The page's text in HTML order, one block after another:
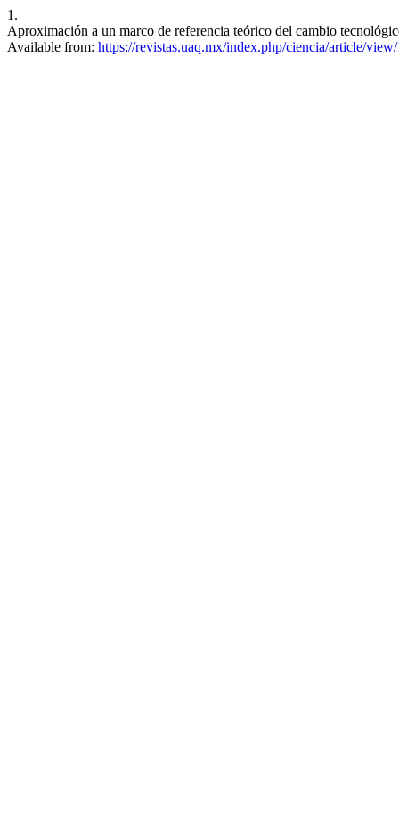
1.
Aproximación a un marco de referencia teórico del cambio
Available from: https://revistas.uaq.mx/index.php/ciencia/article/